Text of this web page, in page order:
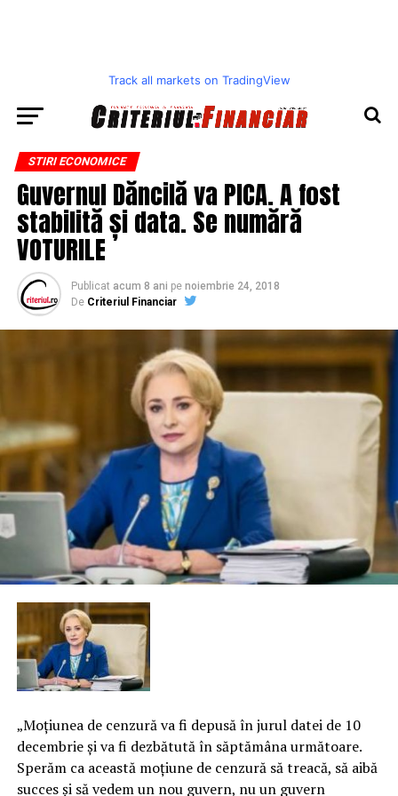
Track all markets on TradingView
STIRI ECONOMICE
Guvernul Dăncilă va PICA. A fost
stabilită și data. Se numără
VOTURILE
Publicat acum 8 ani pe noiembrie 24, 2018
De Criteriul Financiar
„Moţiunea de cenzură va fi depusă în jurul datei de 10
decembrie şi va fi dezbătută în săptămâna următoare.
Sperăm ca această moţiune de cenzură să treacă, să aibă
succes şi să vedem un nou guvern, nu un guvern